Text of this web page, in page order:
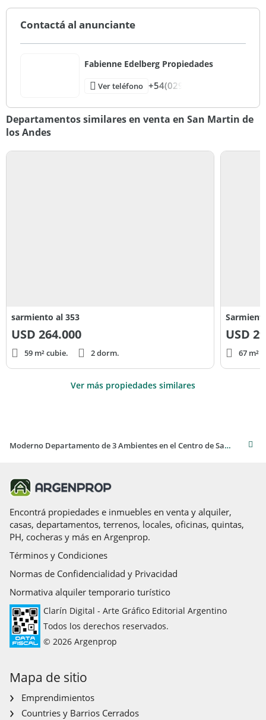
pueden estar sujetos a modificaciones sin previo aviso.
Contactá al anunciante
Fabienne Edelberg Propiedades
Ver teléfono +54(029
Departamentos similares en venta en San Martin de
los Andes
sarmiento al 353
USD 264.000
59 m² cubie. 2 dorm.
USD
67 m²
Ver más propiedades similares
Moderno Departamento de 3 Ambientes en el Centro de San Martín de los Andes
Encontrá propiedades e inmuebles en venta y alquiler,
casas, departamentos, terrenos, locales, oficinas, quintas,
PH, cocheras y más en Argenprop.
Términos y Condiciones
Normas de Confidencialidad y Privacidad
Normativa alquiler temporario turístico
Clarín Digital - Arte Gráfico Editorial Argentino
Todos los derechos reservados.
© 2026 Argenprop
Mapa de sitio
Emprendimientos
Countries y Barrios Cerrados